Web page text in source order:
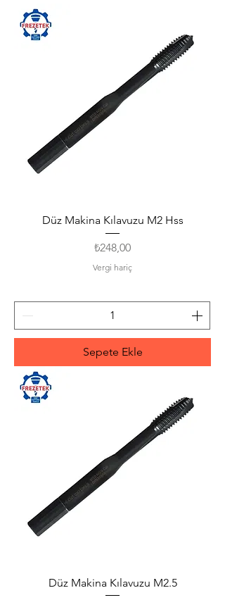
Düz Makina Kılavuzu M2 Hss
Fiyat
₺248,00
Vergi hariç
Sepete Ekle
Düz Makina Kılavuzu M2.5